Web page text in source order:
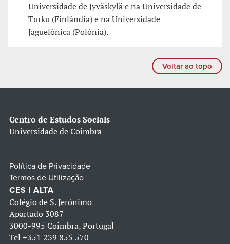
Universidade de Jyväskylä e na Universidade de
Turku (Finlândia) e na Universidade
Jaguelónica (Polónia).
Voltar ao topo
Centro de Estudos Sociais
Universidade de Coimbra
Política de Privacidade
Termos de Utilização
CES | ALTA
Colégio de S. Jerónimo
Apartado 3087
3000-995 Coimbra, Portugal
Tel +351 239 855 570